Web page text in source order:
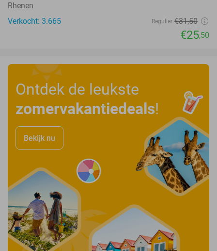
Rhenen
Verkocht: 3.665
Regulier €31,50
€25,50
Ontdek de leukste
zomervakantiedeals!
Bekijk nu